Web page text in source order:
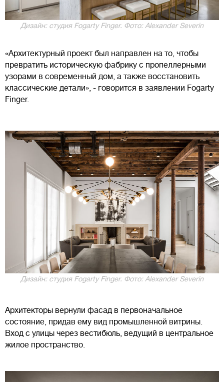
Дизайн: студия Fogarty Finger. Фото: Alexander Severin
«Архитектурный проект был направлен на то, чтобы
превратить историческую фабрику с пропеллерными
узорами в современный дом, а также восстановить
классические детали», - говорится в заявлении Fogarty
Finger.
Дизайн: студия Fogarty Finger. Фото: Alexander Severin
Архитекторы вернули фасад в первоначальное
состояние, придав ему вид промышленной витрины.
Вход с улицы через вестибюль, ведущий в центральное
жилое пространство.